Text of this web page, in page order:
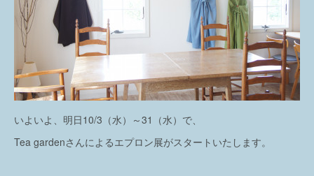
いよいよ、明日10/3（水）～31（水）で、
Tea gardenさんによるエプロン展がスタートいたします。